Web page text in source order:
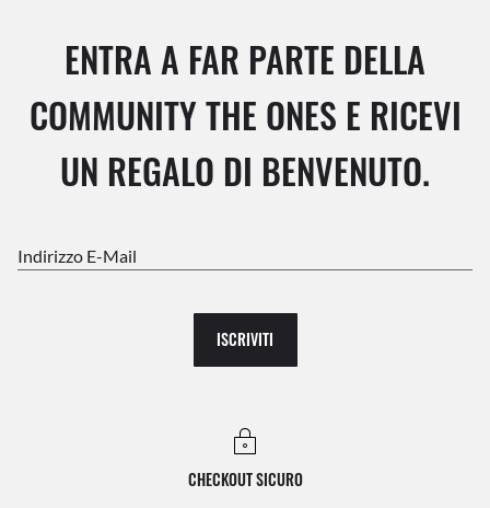
ENTRA A FAR PARTE DELLA
COMMUNITY THE ONES E RICEVI
UN REGALO DI BENVENUTO.
Indirizzo E-Mail
ISCRIVITI
CHECKOUT SICURO